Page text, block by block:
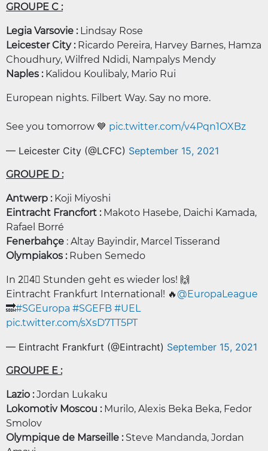
GROUPE C :
Legia Varsovie :Lindsay Rose
Leicester City :Ricardo Pereira, Harvey Barnes, Hamza
Choudhury, Wilfred Ndidi, Nampalys Mendy
Naples :Kalidou Koulibaly, Mario Rui
European nights. Filbert Way. Say no more.
See you tomorrow 💙 pic.twitter.com/v4Pqn1OXBz
— Leicester City (@LCFC) September 15, 2021
GROUPE D :
Antwerp :Koji Miyoshi
Eintracht Francfort :Makoto Hasebe, Daichi Kamada,
Rafael Borré
Fenerbahçe : Altay Bayindir, Marcel Tisserand
Olympiakos :Ruben Semedo
In 2⃣4⃣ Stunden geht es wieder los! 🙌
Eintracht Frankfurt International! 🔥@EuropaLeague
🔜#SGEuropa #SGEFB #UEL
pic.twitter.com/sXsD7TT5PT
— Eintracht Frankfurt (@Eintracht) September 15, 2021
GROUPE E :
Lazio :Jordan Lukaku
Lokomotiv Moscou :Murilo, Alexis Beka Beka, Fedor
Smolov
Olympique de Marseille :Steve Mandanda, Jordan